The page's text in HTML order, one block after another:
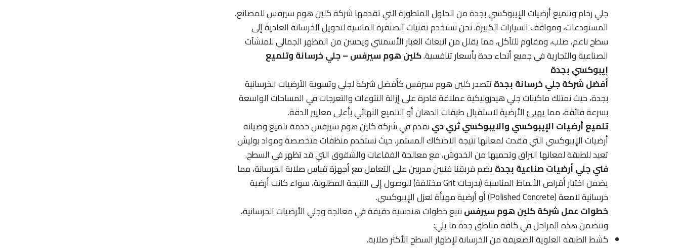
جلي رخام وتلميع أرضيات الإيبوكسي بجدة من الحلول المتطورة التي تقدمها شركة كلين هوم سيرفس للمصانع،
المستودعات، ومواقف السيارات الكبيرة. نحن نستخدم تقنيات الصنفرة الماسية لتحويل الخرسانة العادية إلى
سطح ناعم، صلب، ومقاوم للتآكل، مما يقلل من انبعاث الغبار الأسمنتي ويحسن من المظهر الجمالي للمنشآت
الصناعية والتجارية في جميع أنحاء جدة بأسعار تنافسية.كلين هوم سيرفس – جلي خرسانة وتلميع
إيبوكسي بجدة
أفضل شركة جلي خرسانة بجدةتتصدر كلين هوم سيرفس كأفضل شركة لجلي وتسوية الأرضيات الخرسانية
بجدة، حيث نمتلك ماكينات جلي هيدروليكية عملاقة قادرة على إزالة النتوءات والتعرجات في المساحات الواسعة
بسرعة فائقة، مما يهيئ الأرضية لاستقبال طبقات الدهان أو التلميع النهائي بأعلى معايير الدقة.
تلميع أرضيات الإيبوكسي والايبوكسي ثري دينقدم في شركة كلين هوم سيرفس خدمة تلميع وصيانة
أرضيات الإيبوكسي التي فقدت لمعانها نتيجة الاحتكاك المستمر، حيث نستخدم منظفات متخصصة ومواد بوليش
تعيد للطبقة لمعانها البراق وتحميها من الخدوش، مع معالجة الفقاعات والشقوق التي قد تظهر في السطح.
فني جلي أرضيات صناعية بجدةيضم فريقنا فنيين مدربين على التعامل مع أجهزة قياس صلابة الخرسانة، مما
يضمن اختيار أقراص الألماظ المناسبة (بدرجات Grit مختلفة) للوصول إلى النتيجة المطلوبة، سواء كانت أرضية
خرسانية لامعة (Polished Concrete) أو أرضية مهيأة لعزل الإيبوكسي.
خطوات عمل شركة كلين هوم سيرفسنتبع خطوات هندسية دقيقة في معالجة وجلي الأرضيات الخرسانية،
وتتضمن هذه المراحل في كافة مناطق جدة ما يلي:
كشط الطبقة العلوية الضعيفة من الخرسانة لإظهار السطح الأكثر صلابة.